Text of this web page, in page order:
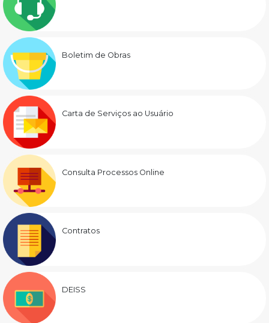
Boletim de Obras
Carta de Serviços ao Usuário
Consulta Processos Online
Contratos
DEISS